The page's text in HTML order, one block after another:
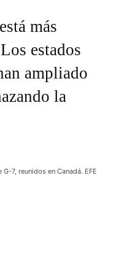
más
estados
ampliado
la
7, reunidos en Canadá. EFE